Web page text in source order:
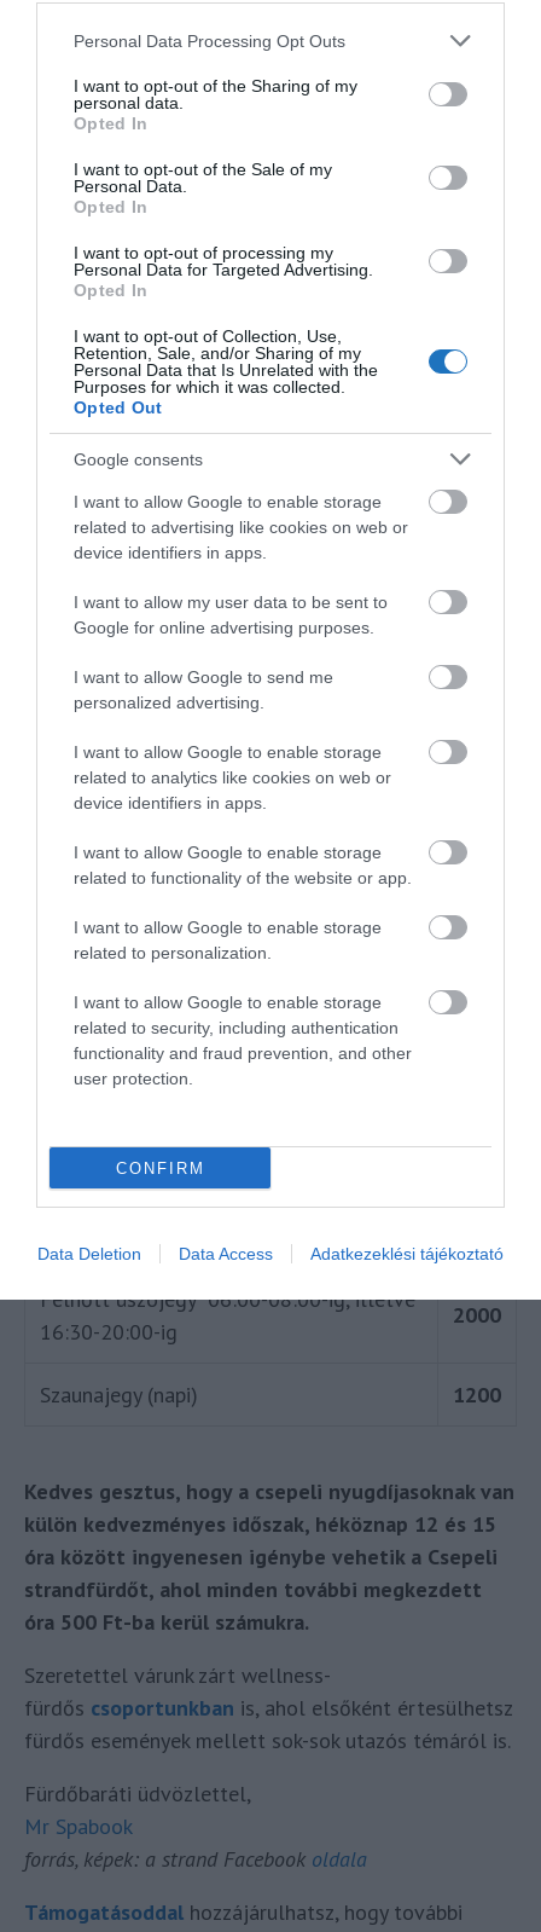
Please note that this website/app uses one or more Google
not limited to your visit or usage behaviour. You may click to
grant or deny consent to Google and its third-party tags to
use your data for below specified purposes in below Google
consent section.
Personal Data Processing Opt Outs
I want to opt-out of the Sharing of my
personal data.
Opted In
I want to opt-out of the Sale of my
Personal Data.
Opted In
I want to opt-out of processing my
Personal Data for Targeted Advertising.
Opted In
I want to opt-out of Collection, Use,
Retention, Sale, and/or Sharing of my
Personal Data that Is Unrelated with the
Purposes for which it was collected.
Opted Out
Google consents
I want to allow Google to enable storage
related to advertising like cookies on web or
device identifiers in apps.
I want to allow my user data to be sent to
Google for online advertising purposes.
I want to allow Google to send me
personalized advertising.
I want to allow Google to enable storage
related to analytics like cookies on web or
device identifiers in apps.
I want to allow Google to enable storage
related to functionality of the website or app.
I want to allow Google to enable storage
related to personalization.
I want to allow Google to enable storage
related to security, including authentication
functionality and fraud prevention, and other
user protection.
CONFIRM
Data Deletion Data Access Adatkezeklési tájékoztató
Téli szezonban
Hétköznap:06:00-17:00
Hétvégén:07:00-15:00
Medencék és medencetér zárása:
30 perccel
Pénztár: minden nap 1 órával zárás előtt zár!
Nyári szezonban
Hétvégén: 08:00-20:00
Medencék és medencetér zárása:
30 perccel
Pénztár: minden nap 18:00-kor zár!
Csepeli strand belépő árak
A teljes árlistaide kattintva
táblázat csak az alapárak kivonatát tartalmazza.
2020. évi nyári árlista kivonata Ft
Felnőtt hétvégén
lakcímkártyával
Felnőtt hétvégén csepeli
Felnőtt úszójegy 06:00-08:00-ig, illetve
16:30-20:00-ig
2000
Szaunajegy (napi) 1200
Kedves gesztus, hogy a csepeli nyugdíjasoknak van
külön kedvezményes időszak, héköznap 12 és 15
óra között ingyenesen igénybe vehetik a Csepeli
strandfürdőt, ahol minden további megkezdett
óra 500 Ft-ba kerül számukra.
Szeretettel várunk zárt wellness-
fürdős csoportunkban is, ahol elsőként értesülhetsz
fürdős események mellett sok-sok utazós témáról is.
Fürdőbaráti üdvözlettel,
Mr Spabook
forrás, képek: a strand Facebook oldala
Támogatásoddal hozzájárulhatsz, hogy további